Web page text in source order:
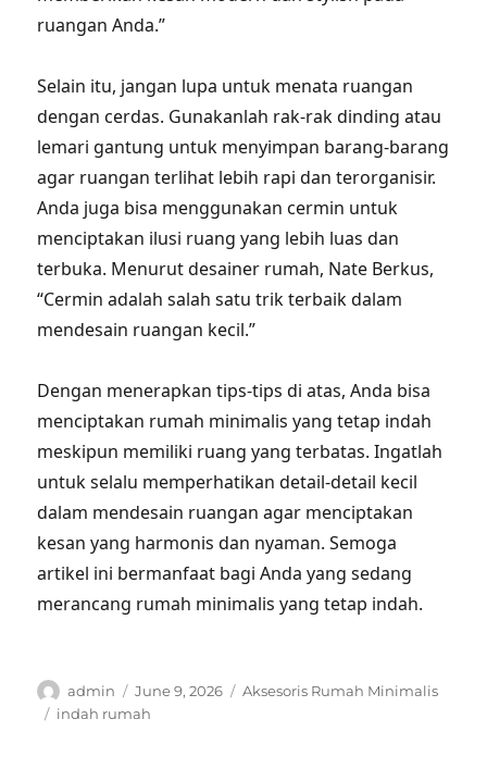
ruangan Anda.”
Selain itu, jangan lupa untuk menata ruangan
dengan cerdas. Gunakanlah rak-rak dinding atau
lemari gantung untuk menyimpan barang-barang
agar ruangan terlihat lebih rapi dan terorganisir.
Anda juga bisa menggunakan cermin untuk
menciptakan ilusi ruang yang lebih luas dan
terbuka. Menurut desainer rumah, Nate Berkus,
“Cermin adalah salah satu trik terbaik dalam
mendesain ruangan kecil.”
Dengan menerapkan tips-tips di atas, Anda bisa
menciptakan rumah minimalis yang tetap indah
meskipun memiliki ruang yang terbatas. Ingatlah
untuk selalu memperhatikan detail-detail kecil
dalam mendesain ruangan agar menciptakan
kesan yang harmonis dan nyaman. Semoga
artikel ini bermanfaat bagi Anda yang sedang
merancang rumah minimalis yang tetap indah.
Author
admin
Posted
on
June 9, 2026 Categories
Aksesoris Rumah Minimalis
Tags
indah rumah